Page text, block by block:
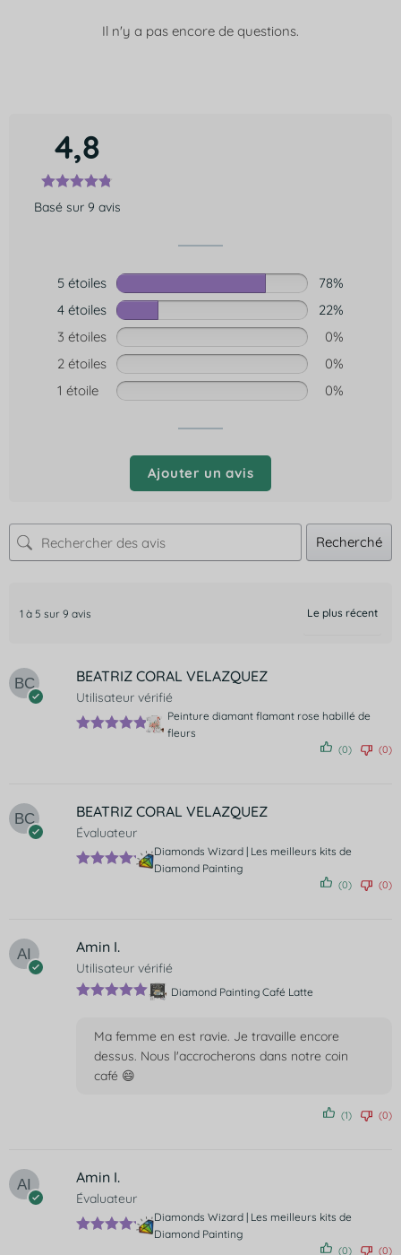
Il n'y a pas encore de questions.
4,8
Basé sur 9 avis
5 étoiles
78%
4 étoiles
22%
3 étoiles
0%
2 étoiles
0%
1 étoile
0%
Ajouter un avis
Recherché
1 à 5 sur 9 avis
BEATRIZ CORAL VELAZQUEZ
Utilisateur vérifié
Peinture diamant flamant rose habillé de
fleurs
(0) (0)
BEATRIZ CORAL VELAZQUEZ
Évaluateur
Diamonds Wizard | Les meilleurs kits de
Diamond Painting
(0) (0)
Amin I.
Utilisateur vérifié
Diamond Painting Café Latte
Ma femme en est ravie. Je travaille encore
dessus. Nous l'accrocherons dans notre coin
café 😄
(1) (0)
Amin I.
Évaluateur
Diamonds Wizard | Les meilleurs kits de
Diamond Painting
(0) (0)